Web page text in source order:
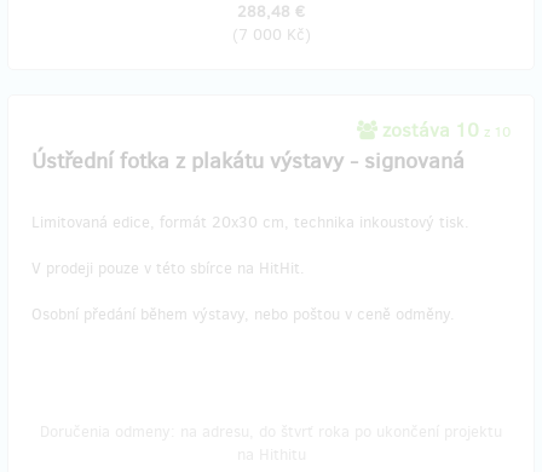
288,48 €
(7 000 Kč)
zostáva 10 z 10
Ústřední fotka z plakátu výstavy - signovaná
Limitovaná edice, formát 20x30 cm, technika inkoustový tisk.
V prodeji pouze v této sbírce na HitHit.
Osobní předání během výstavy, nebo poštou v ceně odměny.